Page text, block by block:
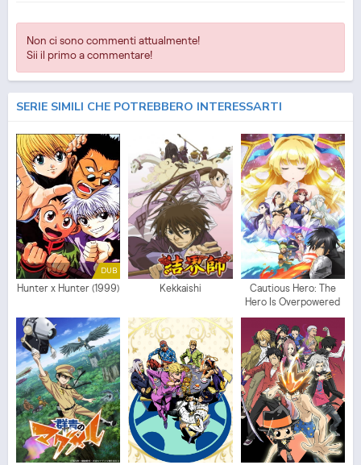
Non ci sono commenti attualmente!
Sii il primo a commentare!
SERIE SIMILI CHE POTREBBERO INTERESSARTI
DUB
Hunter x Hunter (1999) Kekkaishi
Cautious Hero: The
Hero Is Overpowered
but Overly Cautious